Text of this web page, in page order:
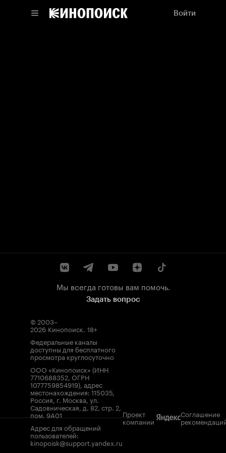
Войти
Мы всегда готовы вам помочь.
Задать вопрос
© 2003–
2026 Кинопоиск. 18+
Федеральные каналы
доступны для бесплатного
просмотра круглосуточно
ООО «Кинопоиск» (ИНН
7710688352, ОГРН
1077759854919), адрес
местонахождения: 115035,
Россия, г. Москва, ул.
Садовническая, д. 82, стр. 2,
пом. 9А01
Адрес для обращений
пользователей:
kinopoisk@support.yandex.ru
Проект
компании
Соглашение